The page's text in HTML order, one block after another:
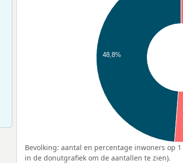
48,8%
Bevolking: aantal en percentage inwoners op
in de donutgrafiek om de aantallen te zien).